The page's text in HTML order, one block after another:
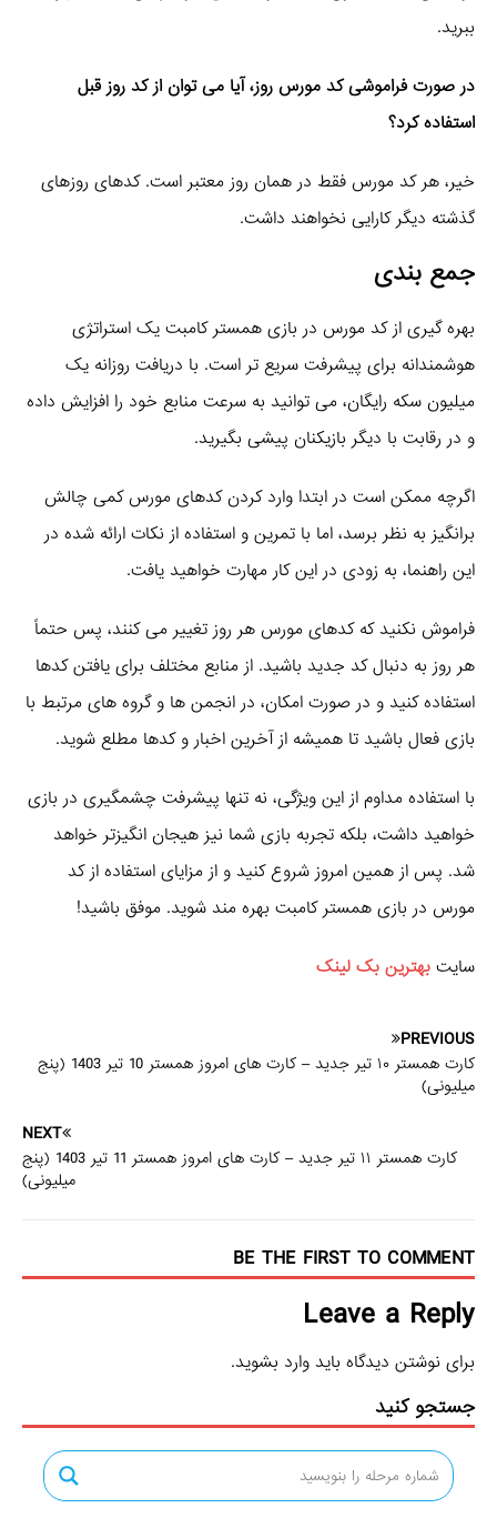
ببرید.
در صورت فراموشی کد مورس روز، آیا می‌ توان از کد روز قبل
استفاده کرد؟
خیر، هر کد مورس فقط در همان روز معتبر است. کدهای روزهای
گذشته دیگر کارایی نخواهند داشت.
جمع‌ بندی
بهره‌ گیری از کد مورس در بازی همستر کامبت یک استراتژی
هوشمندانه برای پیشرفت سریع‌ تر است. با دریافت روزانه یک
میلیون سکه رایگان، می‌ توانید به سرعت منابع خود را افزایش داده
و در رقابت با دیگر بازیکنان پیشی بگیرید.
اگرچه ممکن است در ابتدا وارد کردن کدهای مورس کمی چالش‌
برانگیز به نظر برسد، اما با تمرین و استفاده از نکات ارائه شده در
این راهنما، به زودی در این کار مهارت خواهید یافت.
فراموش نکنید که کدهای مورس هر روز تغییر می‌ کنند، پس حتماً
هر روز به دنبال کد جدید باشید. از منابع مختلف برای یافتن کدها
استفاده کنید و در صورت امکان، در انجمن‌ ها و گروه‌ های مرتبط با
بازی فعال باشید تا همیشه از آخرین اخبار و کدها مطلع شوید.
با استفاده مداوم از این ویژگی، نه تنها پیشرفت چشمگیری در بازی
خواهید داشت، بلکه تجربه بازی شما نیز هیجان‌ انگیزتر خواهد
شد. پس از همین امروز شروع کنید و از مزایای استفاده از کد
مورس در بازی همستر کامبت بهره‌ مند شوید. موفق باشید!
سایت بهترین بک لینک
PREVIOUS
کارت همستر ۱۰ تیر جدید – کارت های امروز همستر 10 تیر 1403 (پنج
میلیونی)
NEXT
کارت همستر ۱۱ تیر جدید – کارت های امروز همستر 11 تیر 1403 (پنج
میلیونی)
BE THE FIRST TO COMMENT
Leave a Reply
برای نوشتن دیدگاه باید وارد بشوید.
جستجو کنید